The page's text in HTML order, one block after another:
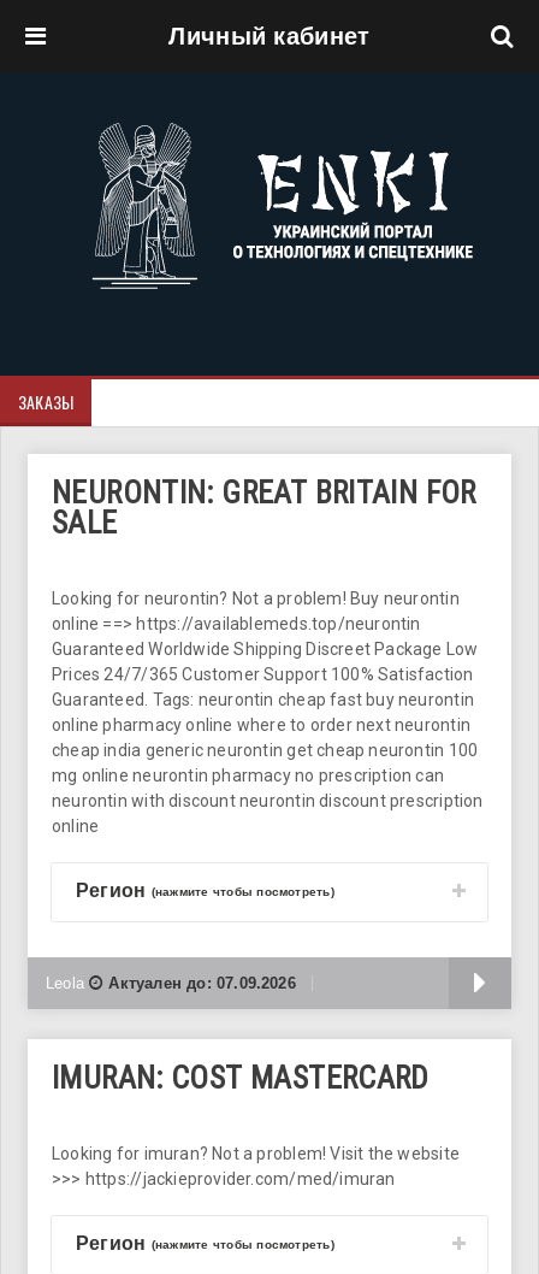
Личный кабинет
ЗАКАЗЫ
NEURONTIN: GREAT BRITAIN FOR
SALE
Looking for neurontin? Not a problem! Buy neurontin
online ==> https://availablemeds.top/neurontin
Guaranteed Worldwide Shipping Discreet Package Low
Prices 24/7/365 Customer Support 100% Satisfaction
Guaranteed. Tags: neurontin cheap fast buy neurontin
online pharmacy online where to order next neurontin
cheap india generic neurontin get cheap neurontin 100
mg online neurontin pharmacy no prescription can
neurontin with discount neurontin discount prescription
online
Регион (нажмите чтобы посмотреть)
Leola Актуален до: 07.09.2026
IMURAN: COST MASTERCARD
Looking for imuran? Not a problem! Visit the website
>>> https://jackieprovider.com/med/imuran
Регион (нажмите чтобы посмотреть)